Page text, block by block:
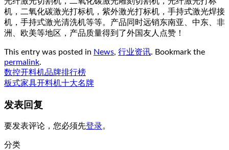
机，二氧化碳激光打标机，紫外激光打标机，手持式激光焊接
机，手持式激光清洗机等等。产品同时远销东南亚、中东、非
洲、欧美等地区，产品质量得到了外国友人点赞！
This entry was posted in News, 行业资讯. Bookmark the
permalink.
数控开料机品牌排行榜
板式家具开料机十大名牌
发表回复
要发表评论，您必须先登录。
分类